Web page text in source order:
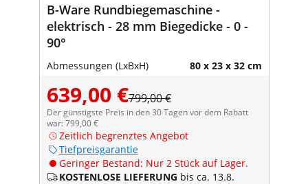
B-Ware Rundbiegemaschine -
elektrisch - 28 mm Biegedicke - 0 -
90°
Abmessungen (LxBxH) 80 x 23 x 32 cm
639,00 €799,00 €
Der günstigste Preis in den 30 Tagen vor dem Rabatt
war: 799,00 €
Zeitlich begrenztes Angebot
Tiefpreisgarantie
Geringer Bestand: Nur 2 Stück auf Lager.
KOSTENLOSE LIEFERUNG bis ca. 13.8.